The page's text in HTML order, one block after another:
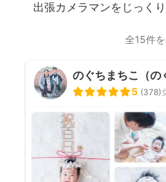
出張カメラマンをじっく
全15件
のぐちまちこ（の
5 (378)